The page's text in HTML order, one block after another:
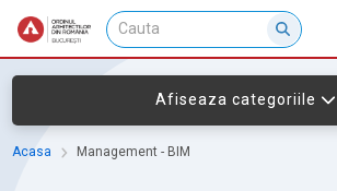
Afiseaza categoriile
Acasa Management - BIM